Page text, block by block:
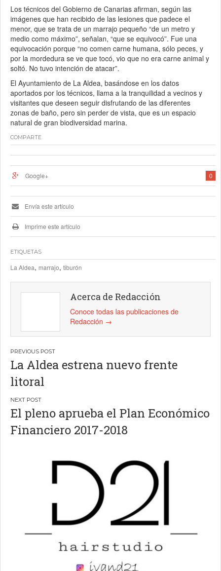
Los técnicos del Gobierno de Canarias afirman, según las
imágenes que han recibido de las lesiones que padece el
menor, que se trata de un marrajo pequeño “de un metro y
medio como máximo”, señalan, “que se equivocó”. Fue una
equivocación porque “no comen carne humana, sólo peces, y
por la mordedura se ve que tocó, vio que no era carne animal y
soltó. No tuvo intención de atacar”.
El Ayuntamiento de La Aldea, basándose en los datos
aportados por los técnicos, llama a la tranquilidad a vecinos y
visitantes que deseen seguir disfrutando de las diferentes
zonas de baño, pero sin perder de vista, que es un espacio
natural de gran biodiversidad marina.
COMPARTE
0
Google+
Envía este artículo
Imprime este artículo
ETIQUETAS
La Aldea, marrajo, tiburón
Acerca de Redacción
Conoce todas las publicaciones de
Redacción →
Navegación
de
entradas
La Aldea estrena nuevo frente
litoral
El pleno aprueba el Plan Económico
Financiero 2017-2018